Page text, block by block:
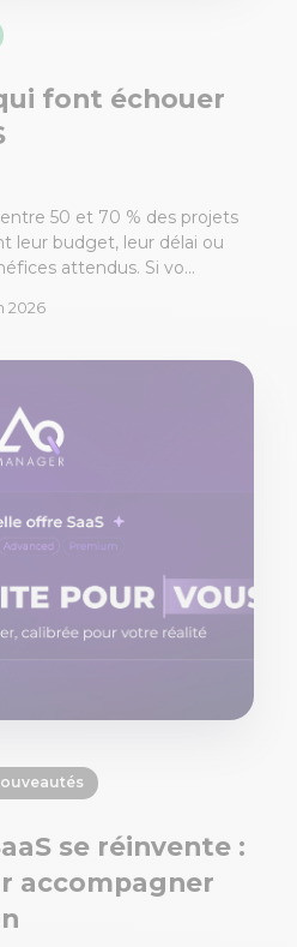
font échouer
50 et 70 % des projets
leur budget, leur délai ou
attendus. Si vo...
2026
se réinvente :
accompagner